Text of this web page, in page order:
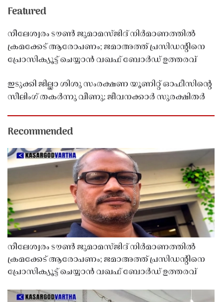
Featured
നീലേശ്വരം ടൗൺ ജുമാമസ്ജിദ് നിർമാണത്തിൽ
ക്രമക്കേട് ആരോപണം; ജമാഅത്ത് പ്രസിഡന്റിനെ
പ്രോസിക്യൂട്ട് ചെയ്യാൻ വഖഫ് ബോർഡ് ഉത്തരവ്
ഇടുക്കി ജില്ലാ ശിശു സംരക്ഷണ യൂണിറ്റ് ഓഫീസിൻ്റെ
സീലിംഗ് തകർന്നു വീണു; ജീവനക്കാർ സുരക്ഷിതർ
Recommended
നീലേശ്വരം ടൗൺ ജുമാമസ്ജിദ് നിർമാണത്തിൽ
ക്രമക്കേട് ആരോപണം; ജമാഅത്ത് പ്രസിഡന്റിനെ
പ്രോസിക്യൂട്ട് ചെയ്യാൻ വഖഫ് ബോർഡ് ഉത്തരവ്